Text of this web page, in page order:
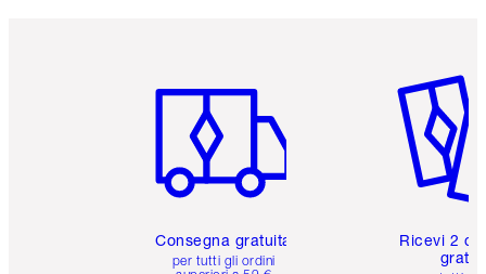
Consegna gratuita
per tutti gli ordini
Ricevi 2